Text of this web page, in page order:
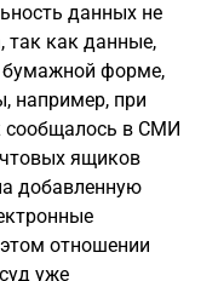
данных не
так как данные,
бумажной форме,
например, при
сообщалось в СМИ
ящиков
добавленную
отношении
уже